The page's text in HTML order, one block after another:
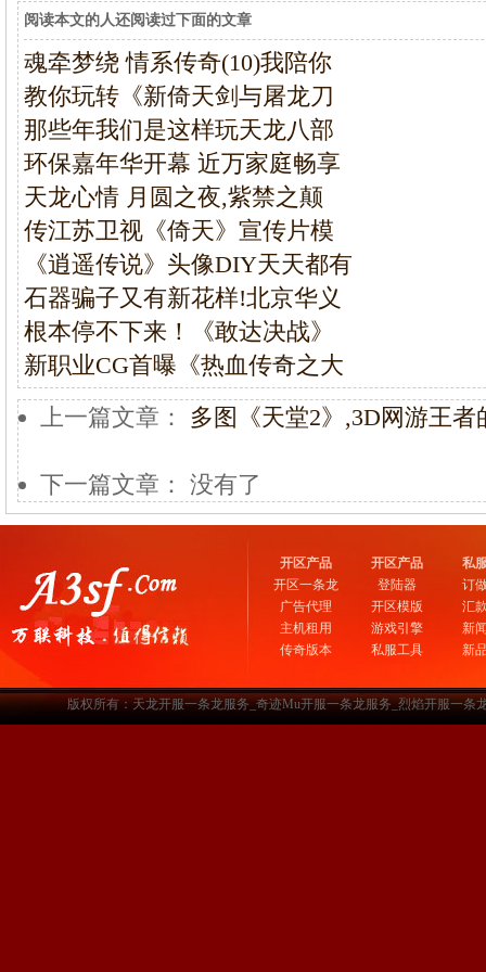
阅读本文的人还阅读过下面的文章
魂牵梦绕 情系传奇(10)我陪你
教你玩转《新倚天剑与屠龙刀
那些年我们是这样玩天龙八部
环保嘉年华开幕 近万家庭畅享
天龙心情 月圆之夜,紫禁之颠
传江苏卫视《倚天》宣传片模
《逍遥传说》头像DIY天天都有
石器骗子又有新花样!北京华义
根本停不下来！《敢达决战》
新职业CG首曝《热血传奇之大
上一篇文章： 多图《天堂2》,3D网游王者
下一篇文章： 没有了
开区产品
开区一条龙
广告代理
主机租用
传奇版本
开区产品
登陆器
开区模版
游戏引擎
私服工具
私
订
汇
新
新
版权所有：天龙开服一条龙服务_奇迹Mu开服一条龙服务_烈焰开服一条